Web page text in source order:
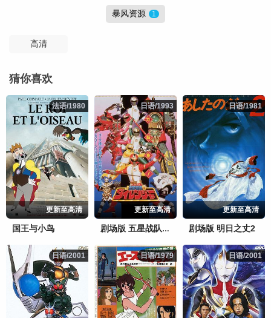
暴风资源 1
高清
猜你喜欢
法语/1980
法语/1980
更新至高清
国王与小鸟
日语/1993
日语/1993
更新至高清
剧场版 五星战队大连者
日语/1981
日语/1981
更新至高清
剧场版 明日之丈2
日语/2001
日语/2001 日语/1979
日语/1979 日语/2001
日语/2001